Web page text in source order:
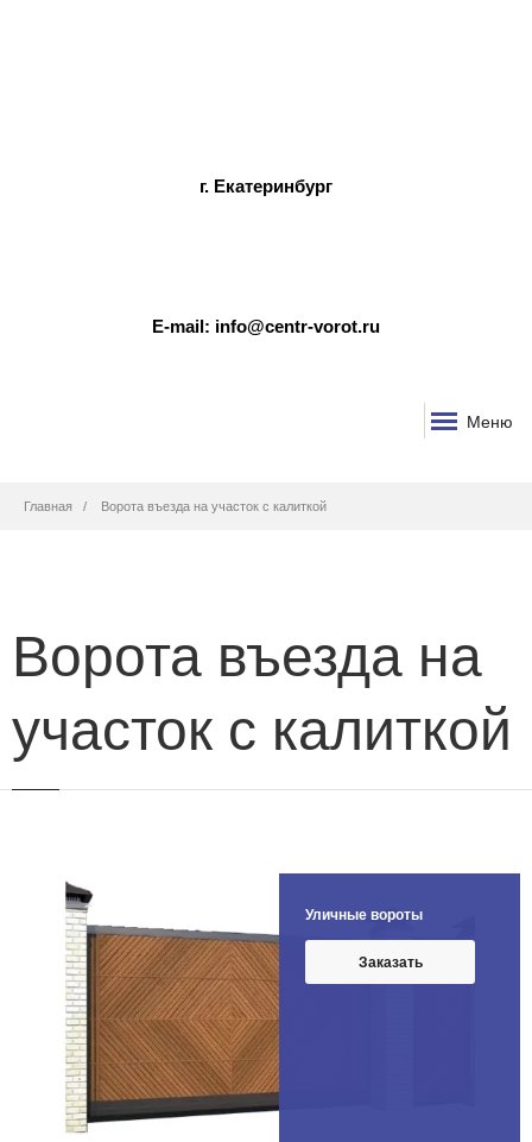
г. Екатеринбург
E-mail: info@centr-vorot.ru
Меню
Строка
Главная Ворота въезда на участок с калиткой
Ворота въезда на
участок с калиткой
Уличные вороты
Заказать